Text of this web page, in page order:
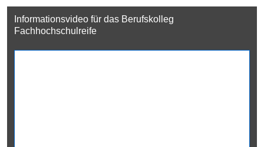
Informationsvideo für das Berufskolleg
Fachhochschulreife